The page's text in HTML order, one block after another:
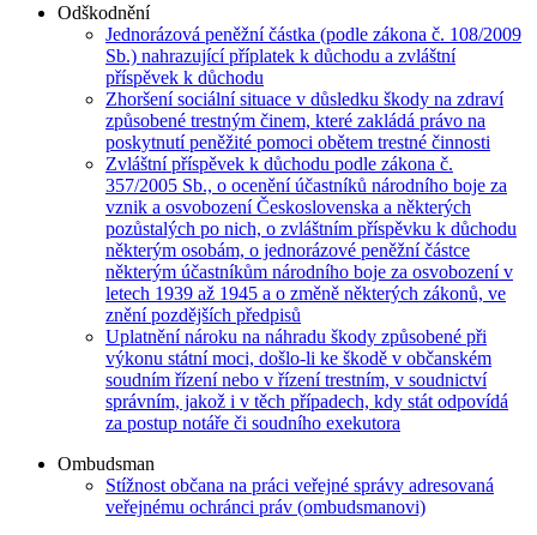
Odškodnění
Jednorázová peněžní částka (podle zákona č. 108/2009
Sb.) nahrazující příplatek k důchodu a zvláštní
příspěvek k důchodu
Zhoršení sociální situace v důsledku škody na zdraví
způsobené trestným činem, které zakládá právo na
poskytnutí peněžité pomoci obětem trestné činnosti
Zvláštní příspěvek k důchodu podle zákona č.
357/2005 Sb., o ocenění účastníků národního boje za
vznik a osvobození Československa a některých
pozůstalých po nich, o zvláštním příspěvku k důchodu
některým osobám, o jednorázové peněžní částce
některým účastníkům národního boje za osvobození v
letech 1939 až 1945 a o změně některých zákonů, ve
znění pozdějších předpisů
Uplatnění nároku na náhradu škody způsobené při
výkonu státní moci, došlo-li ke škodě v občanském
soudním řízení nebo v řízení trestním, v soudnictví
správním, jakož i v těch případech, kdy stát odpovídá
za postup notáře či soudního exekutora
Ombudsman
Stížnost občana na práci veřejné správy adresovaná
veřejnému ochránci práv (ombudsmanovi)